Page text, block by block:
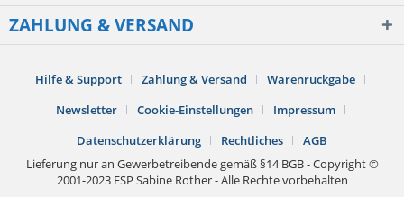
ZAHLUNG & VERSAND
Hilfe & Support Zahlung & Versand
Warenrückgabe
Newsletter
Cookie-Einstellungen
Impressum
Datenschutzerklärung
Rechtliches
AGB
Lieferung nur an Gewerbetreibende gemäß §14 BGB - Copyright ©
2001-2023 FSP Sabine Rother - Alle Rechte vorbehalten